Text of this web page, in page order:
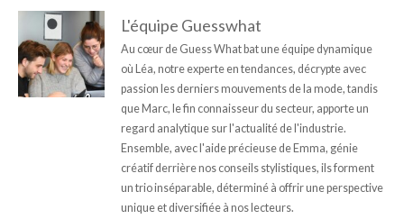
L'équipe Guesswhat
Au cœur de Guess What bat une équipe dynamique
où Léa, notre experte en tendances, décrypte avec
passion les derniers mouvements de la mode, tandis
que Marc, le fin connaisseur du secteur, apporte un
regard analytique sur l'actualité de l'industrie.
Ensemble, avec l'aide précieuse de Emma, génie
créatif derrière nos conseils stylistiques, ils forment
un trio inséparable, déterminé à offrir une perspective
unique et diversifiée à nos lecteurs.